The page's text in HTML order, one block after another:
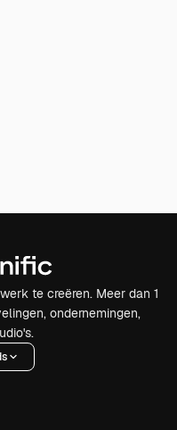
te creëren. Meer dan 1
ondernemingen,